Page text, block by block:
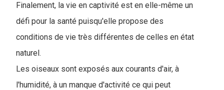
Finalement, la vie en captivité est en elle-même un
défi pour la santé puisqu'elle propose des
conditions de vie très différentes de celles en état
naturel.
Les oiseaux sont exposés aux courants d'air, à
l'humidité, à un manque d'activité ce qui peut